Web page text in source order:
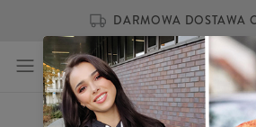
DARMOWA DOSTAWA